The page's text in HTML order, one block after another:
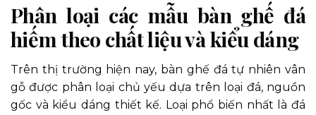
Phân loại các mẫu bàn ghế đá
hiếm theo chất liệu và kiểu dáng
Trên thị trường hiện nay, bàn ghế đá tự nhiên vân
gỗ được phân loại chủ yếu dựa trên loại đá, nguồn
gốc và kiểu dáng thiết kế. Loại phổ biến nhất là đá